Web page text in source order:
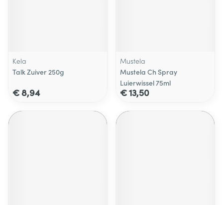
Kela
Talk Zuiver 250g
€ 8,94
Mustela
Mustela Ch Spray
Luierwissel 75ml
€ 13,50